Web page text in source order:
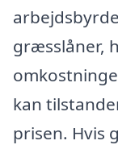
græsslåner,
kan
prisen. Hvis